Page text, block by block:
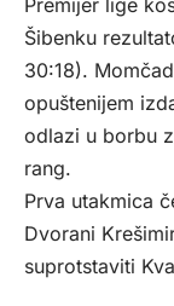
Premijer lige
Šibenku
30:18).
opuštenijem
odlazi u borbu
rang.
Prva utakmica
Dvorani
suprotstaviti